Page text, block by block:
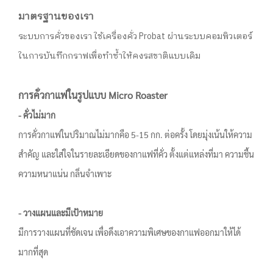
มาตรฐานของเรา
ระบบการคั่วของเรา ใช้เครื่องคั่ว Probat ผ่านระบบคอมพิวเตอร์
ในการบันทึกกราฟเพื่อทำซ้ำให้คงรสชาติแบบเดิม
การคั่วกาแฟในรูปแบบ Micro Roaster
- คั่วไม่มาก
การคั่วกาแฟในปริมาณไม่มากคือ 5-15 กก. ต่อครั้ง โดยมุ่งเน้นให้ความ
สำคัญ และใส่ใจในรายละเอียดของกาแฟที่คั่ว ตั้งแต่แหล่งที่มา ความชื้น
ความหนาแน่น กลิ่นจำเพาะ
- วางแผนและมีเป้าหมาย
มีการวางแผนที่ชัดเจน เพื่อดึงเอาความพิเศษของกาแฟออกมาให้ได้
มากที่สุด